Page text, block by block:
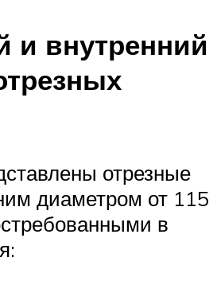
и внутренний
отрезные
диаметром от 115
в